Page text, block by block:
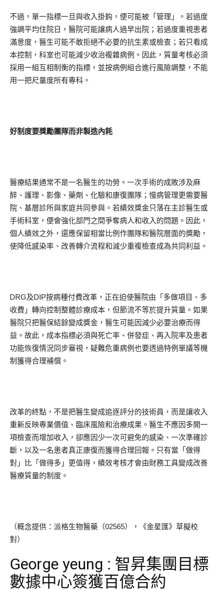
不過，單一指標一旦與收入掛鈎，便可能被「管理」。若過度
強調平均住院日，醫院可能讓病人過早出院；若過度重視患者
滿意度，醫生可能不敢拒絕不必要的抗生素或檢查；若只看成
本控制，科室也可能減少收治複雜病例。因此，質量考核必須
採用一組互相制衡的指標，並按病例組合進行風險調整，不能
用一把尺量度所有專科。
好制度要獎勵團隊而非製造內耗
醫療結果通常不是一名醫生的功勞。一次手術的成敗涉及麻
醉、護理、影像、藥劑、化驗和康復團隊；慢病管理更需要醫
院、基層診所與家庭共同參與。若績效獎金只落在主診醫生或
手術科室，便會強化部門之間爭奪病人和收入的問題。因此，
個人績效之外，還應保留相當比例作團隊和醫院層面的獎勵，
使降低感染率、改善轉介流程和減少重複檢查成為共同利益。
DRG及DIP按病種付費改革，正在迫使醫院由「多做項目、多
收費」轉向控制整體診療成本，但節流不等於提升質量。如果
醫院只把醫保結餘變成獎金，醫生可能因減少必要治療而得
益。故此，成本指標必須與死亡率、併發症、再入院率及患者
功能恢復情況同步審視，疑難危重病例也要透過特例單議等機
制獲得合理補償。
改革的終點，不是把醫生變成追逐評分的技術員，而是讓收入
重新反映專業價值、臨床風險和治療成果。醫生不應因多開一
項檢查而增加收入，卻應因少一次可避免的感染、一次準確診
斷，以及一名患者真正康復而獲得合理回報。只有當「做得
對」比「做得多」更值得，績效考核才會由財務工具變成改善
醫療質量的制度。
（概念提供：派格生物醫藥（02565），《金星匯》草擬校
對）
George yeung : 智昇集團目標
數據中心簽獲百億合約